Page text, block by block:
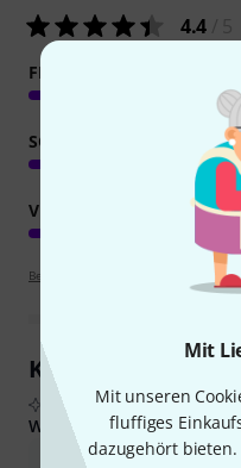
Mit
Mit unseren
fluffiges
dazugehört
4.4
FEATURES
SOUND
VERARBEITUNG
Bewertungsrichtlinien
Aus echten
Was Käufern gefiel:
Die Klangqualität ist für